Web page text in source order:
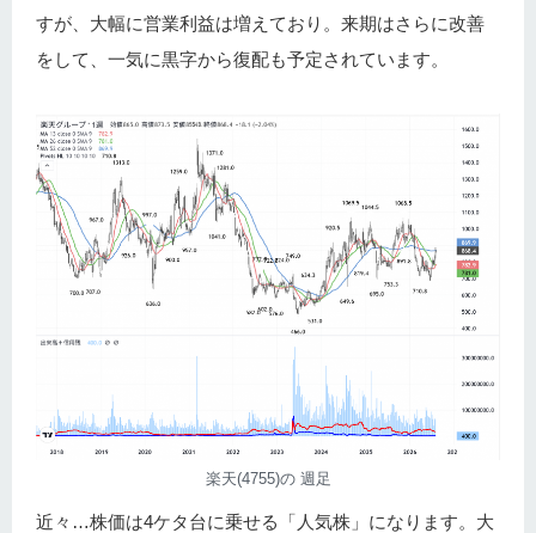
すが、大幅に営業利益は増えており。来期はさらに改善
をして、一気に黒字から復配も予定されています。
楽天(4755)の 週足
近々…株価は4ケタ台に乗せる「人気株」になります。大